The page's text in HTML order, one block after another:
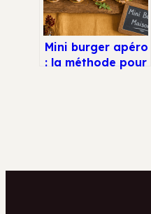
Mini burger apéro
: la méthode pour